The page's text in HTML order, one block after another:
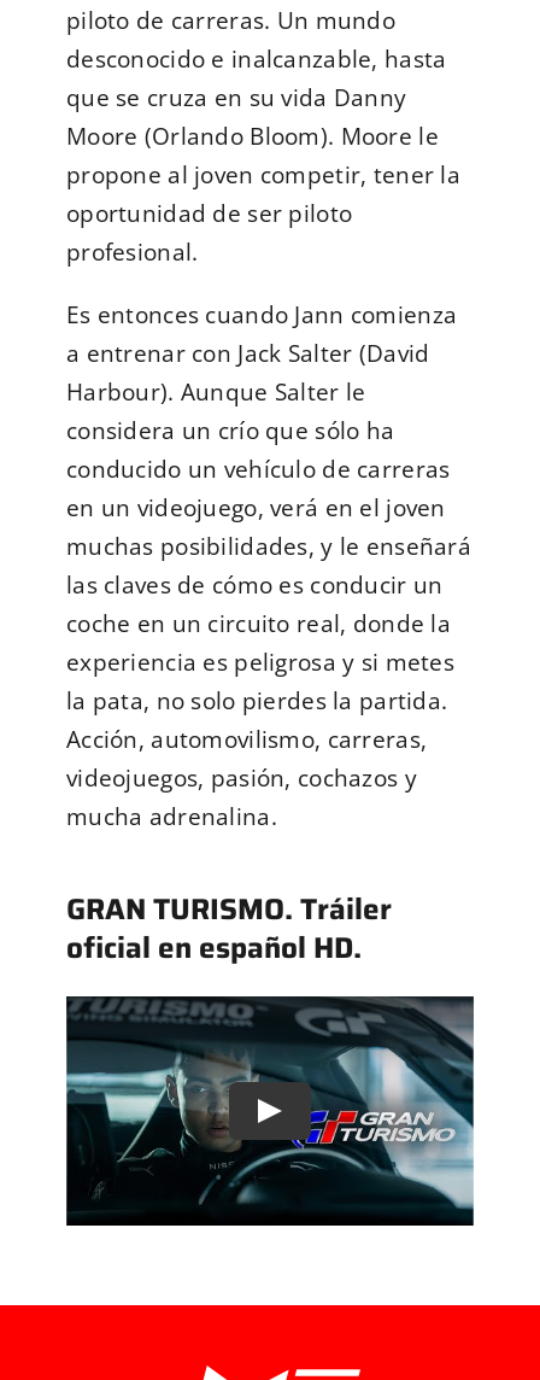
piloto de carreras. Un mundo
desconocido e inalcanzable, hasta
que se cruza en su vida Danny
Moore (Orlando Bloom). Moore le
propone al joven competir, tener la
oportunidad de ser piloto
profesional.
Es entonces cuando Jann comienza
a entrenar con Jack Salter (David
Harbour). Aunque Salter le
considera un crío que sólo ha
conducido un vehículo de carreras
en un videojuego, verá en el joven
muchas posibilidades, y le enseñará
las claves de cómo es conducir un
coche en un circuito real, donde la
experiencia es peligrosa y si metes
la pata, no solo pierdes la partida.
Acción, automovilismo, carreras,
videojuegos, pasión, cochazos y
mucha adrenalina.
GRAN TURISMO. Tráiler
oficial en español HD.
Play